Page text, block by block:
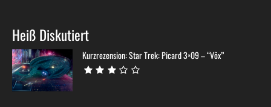
Heiß Diskutiert
Kurzrezension: Star Trek: Picard 3×09 – “Võx”